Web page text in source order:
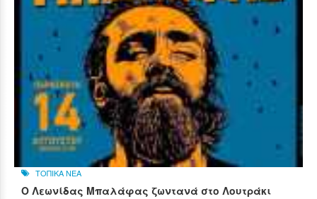
ΤΟΠΙΚΑ ΝΕΑ
Ο Λεωνίδας Μπαλάφας ζωντανά στο Λουτράκι